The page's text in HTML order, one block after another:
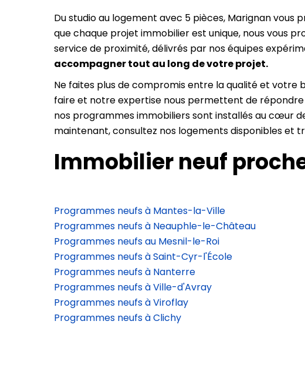
Du studio au logement avec 5 pièces, Marignan vous
que chaque projet immobilier est unique, nous vous
service de proximité, délivrés par nos équipes
accompagner tout au long de votre projet.
Ne faites plus de compromis entre la qualité et votre
faire et notre expertise nous permettent de répondre
nos programmes immobiliers sont installés au cœur
maintenant, consultez nos logements disponibles et
Immobilier neuf
Programmes neufs à Mantes-la-Ville
Programmes neufs à Neauphle-le-Château
Programmes neufs au Mesnil-le-Roi
Programmes neufs à Saint-Cyr-l'École
Programmes neufs à Nanterre
Programmes neufs à Ville-d'Avray
Programmes neufs à Viroflay
Programmes neufs à Clichy